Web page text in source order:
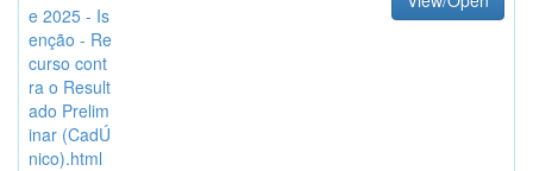
e 2025 - Is
enção - Re
curso cont
ra o Result
ado Prelim
inar (CadÚ
nico).html